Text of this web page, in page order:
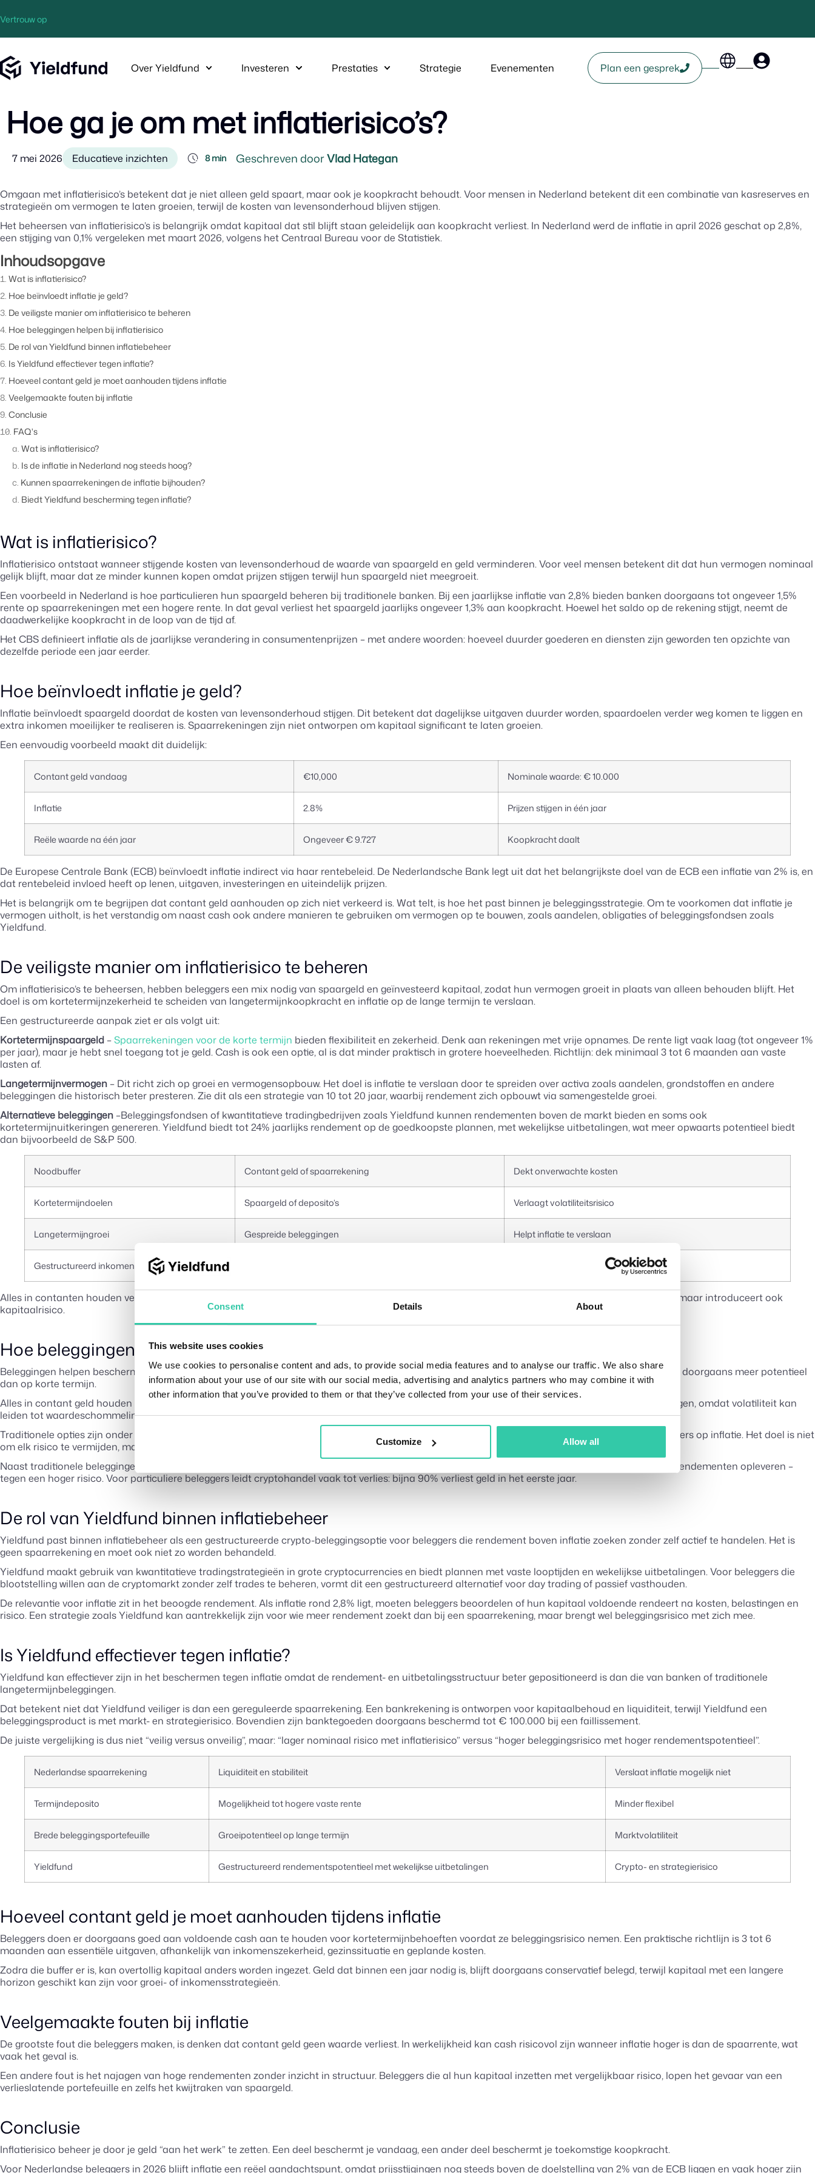
Consent Details About
This website uses cookies
We use cookies to personalise content and ads, to provide social media features and to analyse our traffic. We also share
information about your use of our site with our social media, advertising and analytics partners who may combine it with
other information that you’ve provided to them or that they’ve collected from your use of their services.
Customize Allow all
Vertrouw op
Over Yieldfund Investeren Prestaties Strategie Evenementen Plan een gesprek
Hoe ga je om met inflatierisico’s?
7 mei 2026 Educatieve inzichten 8 min Geschreven doorVlad Hategan
Omgaan met inflatierisico’s betekent dat je niet alleen geld spaart, maar ook je koopkracht behoudt. Voor mensen in Nederland betekent dit een combinatie van kasreserves en
strategieën om vermogen te laten groeien, terwijl de kosten van levensonderhoud blijven stijgen.
Het beheersen van inflatierisico’s is belangrijk omdat kapitaal dat stil blijft staan geleidelijk aan koopkracht verliest. In Nederland werd de inflatie in april 2026 geschat op 2,8%,
een stijging van 0,1% vergeleken met maart 2026, volgens het Centraal Bureau voor de Statistiek.
Inhoudsopgave
Wat is inflatierisico?
Hoe beïnvloedt inflatie je geld?
De veiligste manier om inflatierisico te beheren
Hoe beleggingen helpen bij inflatierisico
De rol van Yieldfund binnen inflatiebeheer
Is Yieldfund effectiever tegen inflatie?
Hoeveel contant geld je moet aanhouden tijdens inflatie
Veelgemaakte fouten bij inflatie
Conclusie
FAQ's
Wat is inflatierisico?
Is de inflatie in Nederland nog steeds hoog?
Kunnen spaarrekeningen de inflatie bijhouden?
Biedt Yieldfund bescherming tegen inflatie?
Wat is inflatierisico?
Inflatierisico ontstaat wanneer stijgende kosten van levensonderhoud de waarde van spaargeld en geld verminderen. Voor veel mensen betekent dit dat hun vermogen nominaal
gelijk blijft, maar dat ze minder kunnen kopen omdat prijzen stijgen terwijl hun spaargeld niet meegroeit.
Een voorbeeld in Nederland is hoe particulieren hun spaargeld beheren bij traditionele banken. Bij een jaarlijkse inflatie van 2,8% bieden banken doorgaans tot ongeveer 1,5%
rente op spaarrekeningen met een hogere rente. In dat geval verliest het spaargeld jaarlijks ongeveer 1,3% aan koopkracht. Hoewel het saldo op de rekening stijgt, neemt de
daadwerkelijke koopkracht in de loop van de tijd af.
Het CBS definieert inflatie als de jaarlijkse verandering in consumentenprijzen – met andere woorden: hoeveel duurder goederen en diensten zijn geworden ten opzichte van
dezelfde periode een jaar eerder.
Hoe beïnvloedt inflatie je geld?
Inflatie beïnvloedt spaargeld doordat de kosten van levensonderhoud stijgen. Dit betekent dat dagelijkse uitgaven duurder worden, spaardoelen verder weg komen te liggen en
extra inkomen moeilijker te realiseren is. Spaarrekeningen zijn niet ontworpen om kapitaal significant te laten groeien.
Een eenvoudig voorbeeld maakt dit duidelijk:
Contant geld vandaag €10,000 Nominale waarde: € 10.000
Inflatie 2.8% Prijzen stijgen in één jaar
Reële waarde na één jaar Ongeveer € 9.727 Koopkracht daalt
De Europese Centrale Bank (ECB) beïnvloedt inflatie indirect via haar rentebeleid. De Nederlandsche Bank legt uit dat het belangrijkste doel van de ECB een inflatie van 2% is, en
dat rentebeleid invloed heeft op lenen, uitgaven, investeringen en uiteindelijk prijzen.
Het is belangrijk om te begrijpen dat contant geld aanhouden op zich niet verkeerd is. Wat telt, is hoe het past binnen je beleggingsstrategie. Om te voorkomen dat inflatie je
vermogen uitholt, is het verstandig om naast cash ook andere manieren te gebruiken om vermogen op te bouwen, zoals aandelen, obligaties of beleggingsfondsen zoals
Yieldfund.
De veiligste manier om inflatierisico te beheren
Om inflatierisico’s te beheersen, hebben beleggers een mix nodig van spaargeld en geïnvesteerd kapitaal, zodat hun vermogen groeit in plaats van alleen behouden blijft. Het
doel is om kortetermijnzekerheid te scheiden van langetermijnkoopkracht en inflatie op de lange termijn te verslaan.
Een gestructureerde aanpak ziet er als volgt uit:
Kortetermijnspaargeld –Spaarrekeningen voor de korte termijn bieden flexibiliteit en zekerheid. Denk aan rekeningen met vrije opnames. De rente ligt vaak laag (tot ongeveer 1%
per jaar), maar je hebt snel toegang tot je geld. Cash is ook een optie, al is dat minder praktisch in grotere hoeveelheden. Richtlijn: dek minimaal 3 tot 6 maanden aan vaste
lasten af.
Langetermijnvermogen – Dit richt zich op groei en vermogensopbouw. Het doel is inflatie te verslaan door te spreiden over activa zoals aandelen, grondstoffen en andere
beleggingen die historisch beter presteren. Zie dit als een strategie van 10 tot 20 jaar, waarbij rendement zich opbouwt via samengestelde groei.
Alternatieve beleggingen –Beleggingsfondsen of kwantitatieve tradingbedrijven zoals Yieldfund kunnen rendementen boven de markt bieden en soms ook
kortetermijnuitkeringen genereren. Yieldfund biedt tot 24% jaarlijks rendement op de goedkoopste plannen, met wekelijkse uitbetalingen, wat meer opwaarts potentieel biedt
dan bijvoorbeeld de S&P 500.
Noodbuffer Contant geld of spaarrekening Dekt onverwachte kosten
Kortetermijndoelen Spaargeld of deposito’s Verlaagt volatiliteitsrisico
Langetermijngroei Gespreide beleggingen Helpt inflatie te verslaan
Gestructureerd inkomen Voegt voorspelbaar rendement toe
Alles in contanten houden vermindert marktschommelingen, maar vergroot je blootstelling aan inflatie. Alles beleggen vergroot het groeipotentieel, maar introduceert ook
kapitaalrisico.
Hoe beleggingen helpen bij inflatierisico
Beleggingen helpen beschermen tegen inflatie door rendementen boven de markt te genereren. Het verschil zit vooral in de langere termijn: daar ligt doorgaans meer potentieel
dan op korte termijn.
Alles in contant geld houden vermindert onzekerheid, maar vergroot de impact van inflatie. Tegelijkertijd kan alles beleggen het kapitaalrisico verhogen, omdat volatiliteit kan
leiden tot waardeschommelingen en emotionele stress.
Traditionele opties zijn onder andere aandelen, obligaties, vastgoedfondsen, grondstoffen en gespreide portefeuilles. Elk type belegging reageert anders op inflatie. Het doel is niet
om elk risico te vermijden, maar om risico’s te kiezen die productiever zijn dan het simpelweg verliezen van koopkracht.
Naast traditionele beleggingen spelen ook crypto-gerelateerde strategieën voor sommige beleggers een rol. Deze zijn volatiel, maar kunnen hogere rendementen opleveren –
tegen een hoger risico. Voor particuliere beleggers leidt cryptohandel vaak tot verlies: bijna 90% verliest geld in het eerste jaar.
De rol van Yieldfund binnen inflatiebeheer
Yieldfund past binnen inflatiebeheer als een gestructureerde crypto-beleggingsoptie voor beleggers die rendement boven inflatie zoeken zonder zelf actief te handelen. Het is
geen spaarrekening en moet ook niet zo worden behandeld.
Yieldfund maakt gebruik van kwantitatieve tradingstrategieën in grote cryptocurrencies en biedt plannen met vaste looptijden en wekelijkse uitbetalingen. Voor beleggers die
blootstelling willen aan de cryptomarkt zonder zelf trades te beheren, vormt dit een gestructureerd alternatief voor day trading of passief vasthouden.
De relevantie voor inflatie zit in het beoogde rendement. Als inflatie rond 2,8% ligt, moeten beleggers beoordelen of hun kapitaal voldoende rendeert na kosten, belastingen en
risico. Een strategie zoals Yieldfund kan aantrekkelijk zijn voor wie meer rendement zoekt dan bij een spaarrekening, maar brengt wel beleggingsrisico met zich mee.
Is Yieldfund effectiever tegen inflatie?
Yieldfund kan effectiever zijn in het beschermen tegen inflatie omdat de rendement- en uitbetalingsstructuur beter gepositioneerd is dan die van banken of traditionele
langetermijnbeleggingen.
Dat betekent niet dat Yieldfund veiliger is dan een gereguleerde spaarrekening. Een bankrekening is ontworpen voor kapitaalbehoud en liquiditeit, terwijl Yieldfund een
beleggingsproduct is met markt- en strategierisico. Bovendien zijn banktegoeden doorgaans beschermd tot € 100.000 bij een faillissement.
De juiste vergelijking is dus niet “veilig versus onveilig”, maar: “lager nominaal risico met inflatierisico” versus “hoger beleggingsrisico met hoger rendementspotentieel”.
Nederlandse spaarrekening Liquiditeit en stabiliteit Verslaat inflatie mogelijk niet
Termijndeposito Mogelijkheid tot hogere vaste rente Minder flexibel
Brede beleggingsportefeuille Groeipotentieel op lange termijn Marktvolatiliteit
Yieldfund Gestructureerd rendementspotentieel met wekelijkse uitbetalingen Crypto- en strategierisico
Hoeveel contant geld je moet aanhouden tijdens inflatie
Beleggers doen er doorgaans goed aan voldoende cash aan te houden voor kortetermijnbehoeften voordat ze beleggingsrisico nemen. Een praktische richtlijn is 3 tot 6
maanden aan essentiële uitgaven, afhankelijk van inkomenszekerheid, gezinssituatie en geplande kosten.
Zodra die buffer er is, kan overtollig kapitaal anders worden ingezet. Geld dat binnen een jaar nodig is, blijft doorgaans conservatief belegd, terwijl kapitaal met een langere
horizon geschikt kan zijn voor groei- of inkomensstrategieën.
Veelgemaakte fouten bij inflatie
De grootste fout die beleggers maken, is denken dat contant geld geen waarde verliest. In werkelijkheid kan cash risicovol zijn wanneer inflatie hoger is dan de spaarrente, wat
vaak het geval is.
Een andere fout is het najagen van hoge rendementen zonder inzicht in structuur. Beleggers die al hun kapitaal inzetten met vergelijkbaar risico, lopen het gevaar van een
verlieslatende portefeuille en zelfs het kwijtraken van spaargeld.
Conclusie
Inflatierisico beheer je door je geld “aan het werk” te zetten. Een deel beschermt je vandaag, een ander deel beschermt je toekomstige koopkracht.
Voor Nederlandse beleggers in 2026 blijft inflatie een reëel aandachtspunt, omdat prijsstijgingen nog steeds boven de doelstelling van 2% van de ECB liggen en vaak hoger zijn